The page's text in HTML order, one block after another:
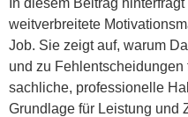
weitverbreitete
Job. Sie zeigt auf, warum
und zu
sachliche, professionelle
Grundlage für Leistung und